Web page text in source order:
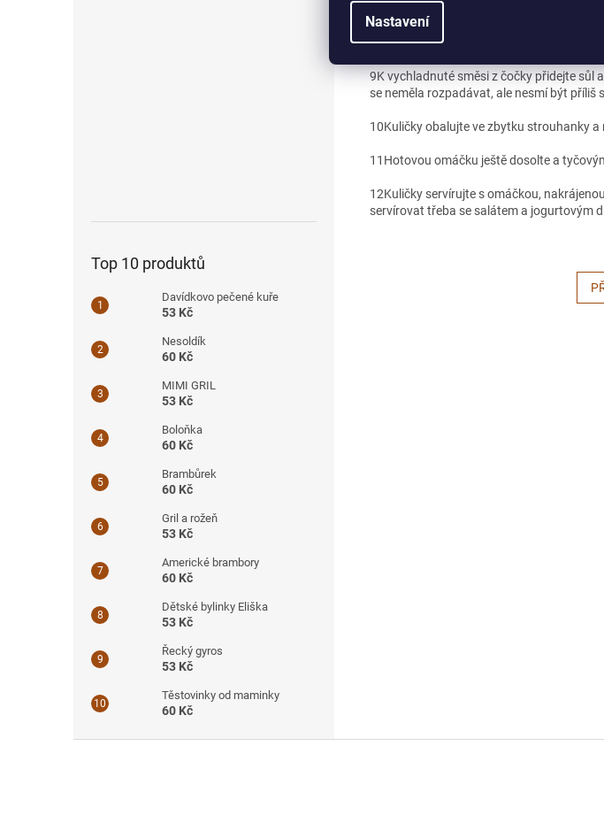
Nastavení
Top 10 produktů
Davídkovo pečené kuře
53 Kč
Nesoldík
60 Kč
MIMI GRIL
53 Kč
Boloňka
60 Kč
Brambůrek
60 Kč
Gril a rožeň
53 Kč
Americké brambory
60 Kč
Dětské bylinky Eliška
53 Kč
Řecký gyros
53 Kč
Těstovinky od maminky
60 Kč
vařte na mírném ohni 15 minut.
8Mezitím dokončete čočkové kofty.
9K vychladnuté směsi z čočky přidejte
se neměla rozpadávat, ale nesmí být příliš
10Kuličky obalujte ve zbytku strouhanky
11 Hotovou omáčku ještě dosolte a
12Kuličky servírujte s omáčkou,
servírovat třeba se salátem a jogurtovým